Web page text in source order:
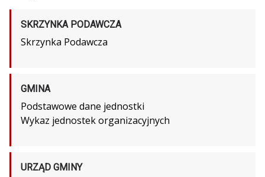
SKRZYNKA PODAWCZA
Skrzynka Podawcza
GMINA
Podstawowe dane jednostki
Wykaz jednostek organizacyjnych
URZĄD GMINY